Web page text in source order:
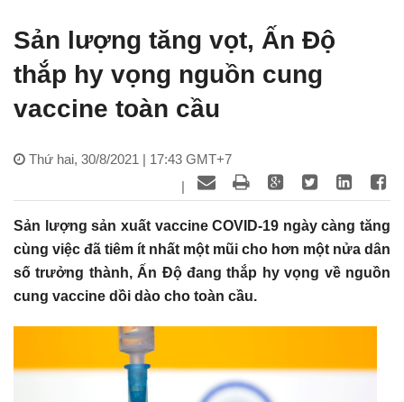
Sản lượng tăng vọt, Ấn Độ
thắp hy vọng nguồn cung
vaccine toàn cầu
Thứ hai, 30/8/2021 | 17:43 GMT+7
|
Sản lượng sản xuất vaccine COVID-19 ngày càng tăng
cùng việc đã tiêm ít nhất một mũi cho hơn một nửa dân
số trưởng thành, Ấn Độ đang thắp hy vọng về nguồn
cung vaccine dồi dào cho toàn cầu.